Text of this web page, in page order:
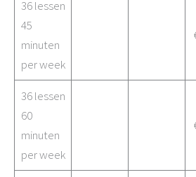
36 lessen
45
minuten
per week
36 lessen
60
minuten
per week